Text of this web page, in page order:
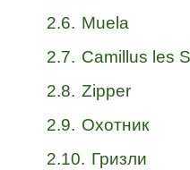
2.6. Muela
2.7. Camillus les
2.8. Zipper
2.9. Охотник
2.10. Гризли